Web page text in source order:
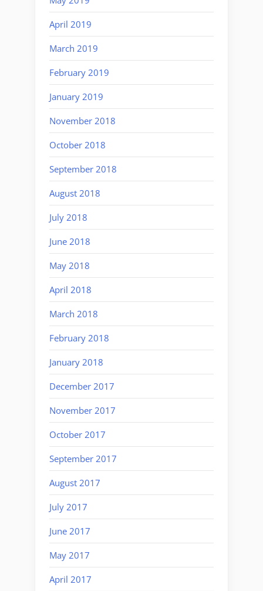
April 2019
March 2019
February 2019
January 2019
November 2018
October 2018
September 2018
August 2018
July 2018
June 2018
May 2018
April 2018
March 2018
February 2018
January 2018
December 2017
November 2017
October 2017
September 2017
August 2017
July 2017
June 2017
May 2017
April 2017